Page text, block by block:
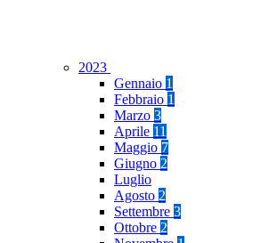
2023
Gennaio 1
Febbraio 1
Marzo 3
Aprile 11
Maggio 7
Giugno 2
Luglio
Agosto 2
Settembre 3
Ottobre 2